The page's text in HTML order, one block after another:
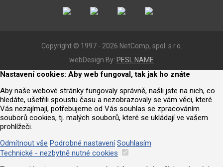
Copyright © 1997 - 2026 NetComp, spol. s r.o.
webDesign By: PESL.NAME
Nastavení cookies: Aby web fungoval, tak jak ho znáte
Aby naše webové stránky fungovaly správně, našli jste na nich, co
hledáte, ušetřili spoustu času a nezobrazovaly se vám věci, které
Vás nezajímají, potřebujeme od Vás souhlas se zpracováním
souborů cookies, tj. malých souborů, které se ukládají ve vašem
prohlížeči.
Odmítnout vše Podrobné nastavení Souhlasím
Technické - nezbytně nutné cookies